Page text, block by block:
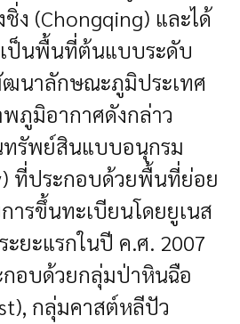
ง (Chongqing) และได้
ป็นพื้นที่ต้นแบบระดับ
นาลักษณะภูมิประเทศ
ภูมิอากาศดังกล่าว
ทรัพย์สินแบบอนุกรม
ที่ประกอบด้วยพื้นที่ย่อย
ารขึ้นทะเบียนโดยยูเนส
ะยะแรกในปี ค.ศ. 2007
อบด้วยกลุ่มป่าหินฉือ
กลุ่มคาสต์หลีปัว